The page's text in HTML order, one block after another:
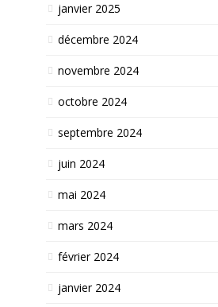
janvier 2025
décembre 2024
novembre 2024
octobre 2024
septembre 2024
juin 2024
mai 2024
mars 2024
février 2024
janvier 2024